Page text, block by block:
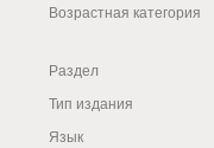
Возрастная категория
Раздел
Тип издания
Язык